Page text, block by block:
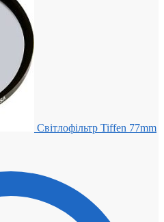
Світлофільтр Tiffen 77mm